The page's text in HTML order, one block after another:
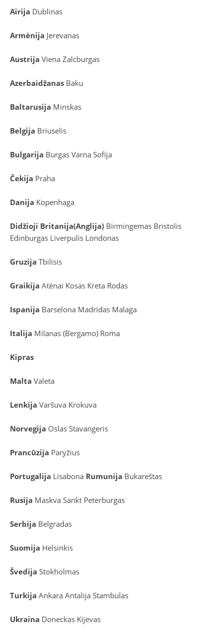
Airija Dublinas
Armėnija Jerevanas
Austrija Viena Zalcburgas
Azerbaidžanas Baku
Baltarusija Minskas
Belgija Briuselis
Bulgarija Burgas Varna Sofija
Čekija Praha
Danija Kopenhaga
Didžioji Britanija(Anglija) Birmingemas Bristolis
Edinburgas Liverpulis Londonas
Gruzija Tbilisis
Graikija Atėnai Kosas Kreta Rodas
Ispanija Barselona Madridas Malaga
Italija Milanas (Bergamo) Roma
Kipras
Malta Valeta
Lenkija Varšuva Krokuva
Norvegija Oslas Stavangeris
Prancūzija Paryžius
Portugalija Lisabona Rumunija Bukareštas
Rusija Maskva Sankt Peterburgas
Serbija Belgradas
Suomija Helsinkis
Švedija Stokholmas
Turkija Ankara Antalija Stambulas
Ukraina Doneckas Kijevas